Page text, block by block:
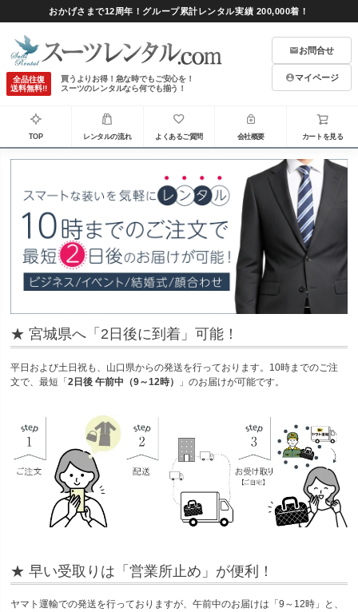
おかげさまで12周年！グループ累計レンタル実績 200,000着！
全品往復
送料無料!!
買うよりお得！急な時でもご安心を！
スーツのレンタルなら何でも揃う！
お問合せ
マイページ
TOP レンタルの流れ よくあるご質問 会社概要 カートを見る
★ 宮城県へ「2日後に到着」可能！
平日および土日祝も、山口県からの発送を行っております。10時までのご注
文で、最短「2日後 午前中（9～12時） 」のお届けが可能です。
★ 早い受取りは「営業所止め」が便利！
ヤマト運輸での発送を行っておりますが、午前中のお届けは「9～12時」と、